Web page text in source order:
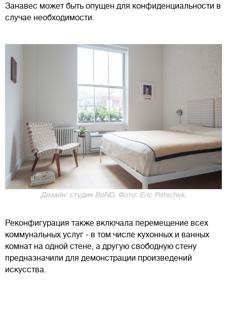
Занавес может быть опущен для конфиденциальности в
случае необходимости.
Дизайн: студия BoND. Фото: Eric Petschek.
Реконфигурация также включала перемещение всех
коммунальных услуг - в том числе кухонных и ванных
комнат на одной стене, а другую свободную стену
предназначили для демонстрации произведений
искусства.